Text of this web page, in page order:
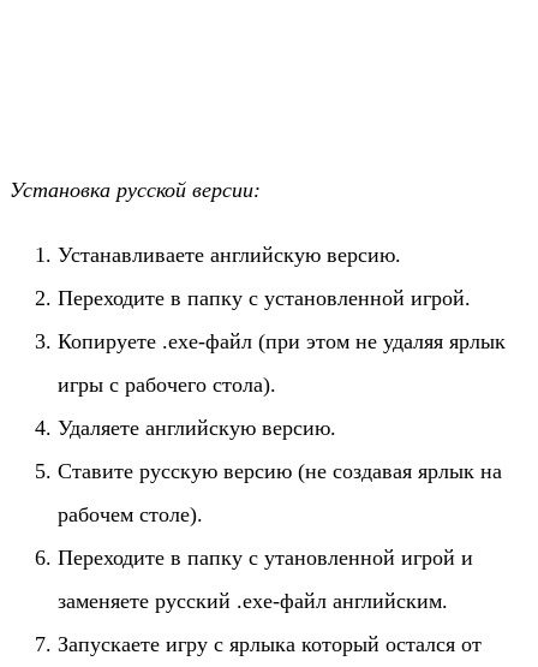
Установка русской версии:
Устанавливаете английскую версию.
Переходите в папку с установленной игрой.
Копируете .exe-файл (при этом не удаляя ярлык
игры с рабочего стола).
Удаляете английскую версию.
Ставите русскую версию (не создавая ярлык на
рабочем столе).
Переходите в папку с утановленной игрой и
заменяете русский .exe-файл английским.
Запускаете игру с ярлыка который остался от